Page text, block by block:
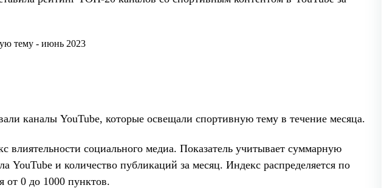
каналы YouTube, которые освещали спортивную тему в течение месяца.
влиятельности социального медиа. Показатель учитывает суммарную
YouTube и количество публикаций за месяц. Индекс распределяется по
от 0 до 1000 пунктов.